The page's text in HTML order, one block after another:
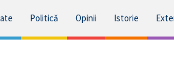
Politică Opinii Istorie